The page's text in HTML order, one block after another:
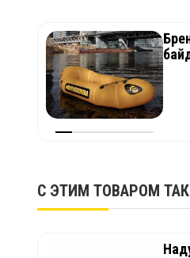
С ЭТИМ ТОВАРОМ